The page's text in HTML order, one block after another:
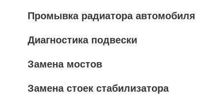
Промывка радиатора автомобиля
Диагностика подвески
Замена мостов
Замена стоек стабилизатора